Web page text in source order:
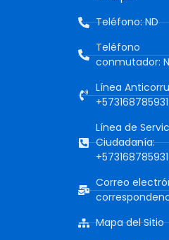
Teléfono: ND
Teléfono
conmutador:
Línea
+573168785931
Línea de
Ciudadanía:
+573168785931
Correo
Mapa del Sitio